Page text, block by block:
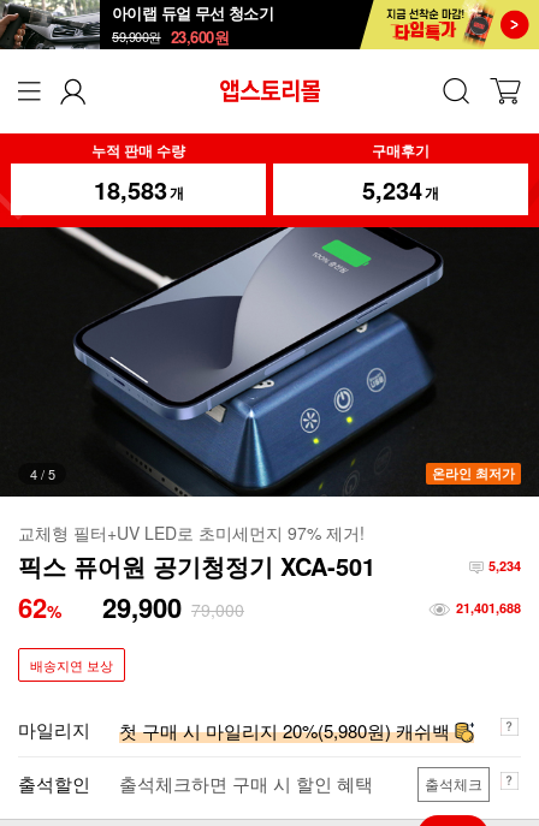
아이랩 듀얼 무선 청소기
59,900원 23,600원
누적 판매 수량
18,583개
구매후기
5,234개
5/5 온라인 최저가
교체형 필터+UV LED로 초미세먼지 97% 제거!
픽스 퓨어원 공기청정기 XCA-501 5,234
62% 29,900 79,000 21,401,688
배송지연 보상
마일리지 첫 구매 시 마일리지 20%(5,980원) 캐쉬백
출석할인 출석체크하면 구매 시 할인 혜택 출석체크